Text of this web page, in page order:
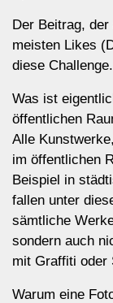
Der Beitrag,
meisten Likes
diese Challenge.
Was ist
öffentlichen
Alle
im öffentlichen
Beispiel in
fallen unter
sämtliche
sondern auch
mit Graffiti oder
Warum eine